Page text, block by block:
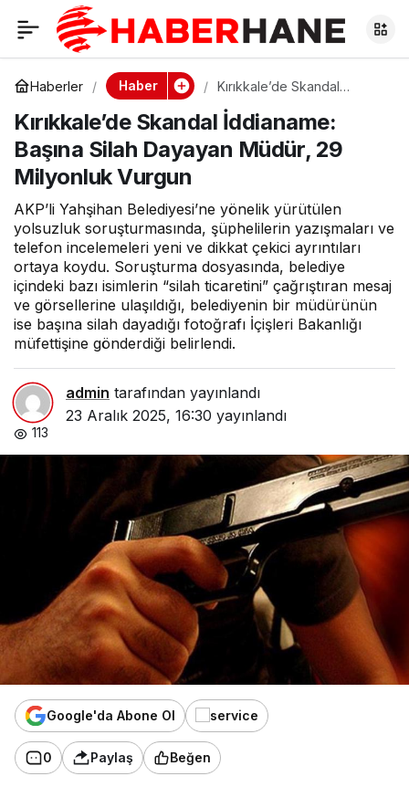
Haberler Haber
Kırıkkale’de Skandal
Dayayan Müdür, 29
Milyonluk Vurgun
Kırıkkale’de Skandal İddianame:
Başına Silah Dayayan Müdür, 29
Milyonluk Vurgun
AKP’li Yahşihan Belediyesi’ne yönelik yürütülen
yolsuzluk soruşturmasında, şüphelilerin yazışmaları ve
telefon incelemeleri yeni ve dikkat çekici ayrıntıları
ortaya koydu. Soruşturma dosyasında, belediye
içindeki bazı isimlerin “silah ticaretini” çağrıştıran mesaj
ve görsellerine ulaşıldığı, belediyenin bir müdürünün
ise başına silah dayadığı fotoğrafı İçişleri Bakanlığı
müfettişine gönderdiği belirlendi.
admin tarafından yayınlandı
23 Aralık 2025, 16:30 yayınlandı
113
Google'da Abone Ol
0 Paylaş Beğen
Kırıkkale’de Skandal
İddianame: Başına
Silah Dayayan Müdür,
29 Milyonluk Vurgun